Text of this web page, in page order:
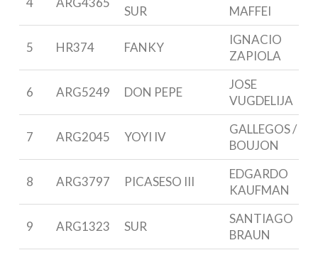
SUR
MAFFEI
5 HR374 FANKY
IGNACIO
ZAPIOLA
6 ARG5249 DON PEPE
JOSE
VUGDELIJA
7 ARG2045 YOYI IV
GALLEGOS /
BOUJON
8 ARG3797 PICASESO III
EDGARDO
KAUFMAN
9 ARG1323 SUR
SANTIAGO
BRAUN